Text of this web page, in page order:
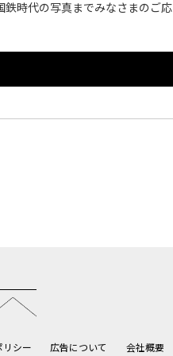
時代の写真までみなさまのご応
リシー 広告について 会社概要